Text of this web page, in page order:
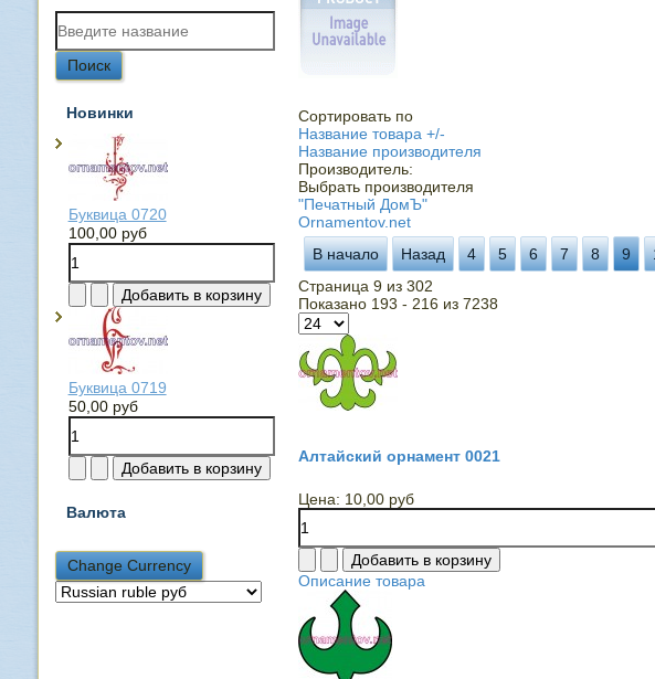
Новинки
Буквица 0720
100,00 руб
Буквица 0719
50,00 руб
Валюта
Сортировать по
Название товара +/-
Название производителя
Производитель:
Выбрать производителя
"Печатный ДомЪ"
Ornamentov.net
В начало
Назад 4 5 6 7 8 9
Страница 9 из 302
Показано 193 - 216 из 7238
Алтайский орнамент 0021
Цена: 10,00 руб
Описание товара